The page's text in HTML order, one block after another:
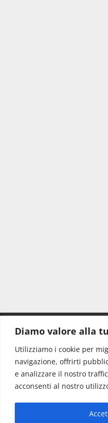
Diamo valore alla
Utilizziamo i cookie per
navigazione, offrirti
e analizzare il nostro
acconsenti al nostro
Redazione:
Direttore:
Info & Commerciale: